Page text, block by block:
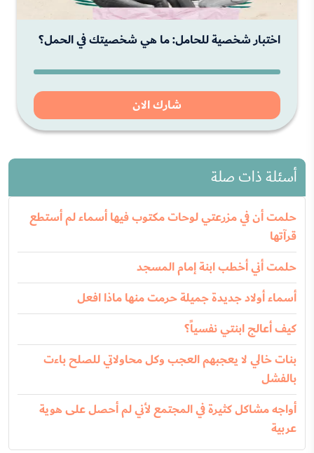
اختبار شخصية للحامل: ما هي شخصيتك في الحمل؟
شارك الان
أسئلة ذات صلة
حلمت أن في مزرعتي لوحات مكتوب فيها أسماء لم أستطع
قرآتها
حلمت أني أخطب ابنة إمام المسجد
أسماء أولاد جديدة جميلة حرمت منها ماذا افعل
كيف أعالج ابنتي نفسياً؟
بنات خالي لا يعجبهم العجب وكل محاولاتي للصلح باءت
بالفشل
أواجه مشاكل كثيرة في المجتمع لأني لم أحصل على هوية
عربية